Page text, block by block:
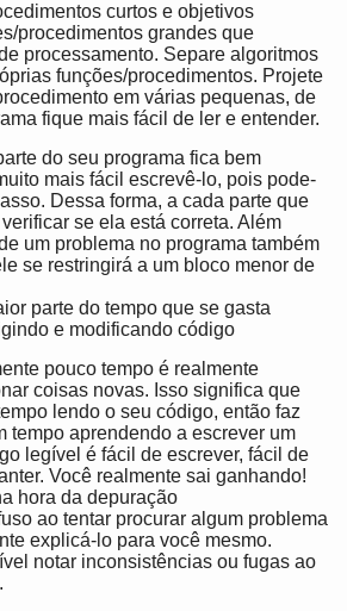
curtos e objetivos
procedimentos grandes que
processamento. Separe algoritmos
funções/procedimentos. Projete
em várias pequenas, de
fique mais fácil de ler e entender.
do seu programa fica bem
mais fácil escrevê-lo, pois pode-
Dessa forma, a cada parte que
se ela está correta. Além
um problema no programa também
se restringirá a um bloco menor de
parte do tempo que se gasta
e modificando código
pouco tempo é realmente
coisas novas. Isso significa que
lendo o seu código, então faz
tempo aprendendo a escrever um
legível é fácil de escrever, fácil de
Você realmente sai ganhando!
hora da depuração
ao tentar procurar algum problema
explicá-lo para você mesmo.
notar inconsistências ou fugas ao